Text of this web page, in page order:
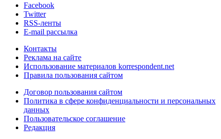
Facebook
Twitter
RSS-ленты
E-mail рассылка
Контакты
Реклама на сайте
Использование материалов korrespondent.net
Правила пользования сайтом
Договор пользования сайтом
Политика в сфере конфиденциальности и персональных
данных
Пользовательское соглашение
Редакция